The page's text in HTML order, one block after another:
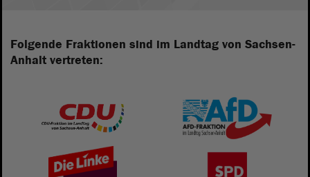
Folgende Fraktionen sind im Landtag von Sachsen-
Anhalt vertreten: